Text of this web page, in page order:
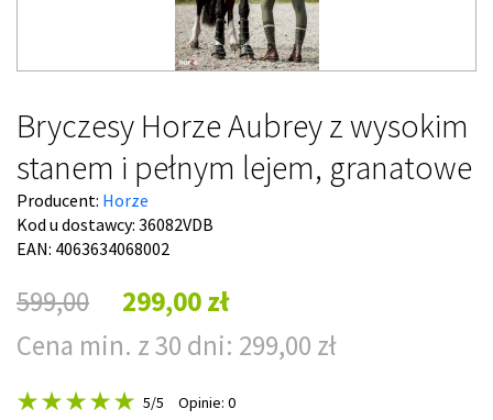
Bryczesy Horze Aubrey z wysokim
stanem i pełnym lejem, granatowe
Producent: Horze
Kod u dostawcy: 36082VDB
EAN: 4063634068002
599,00
299,00 zł
Cena min. z 30 dni: 299,00 zł
5/5 Opinie: 0